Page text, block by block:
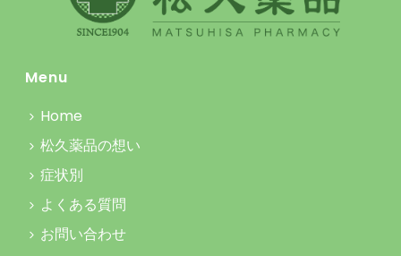
Menu
Home
松久薬品の想い
症状別
よくある質問
お問い合わせ